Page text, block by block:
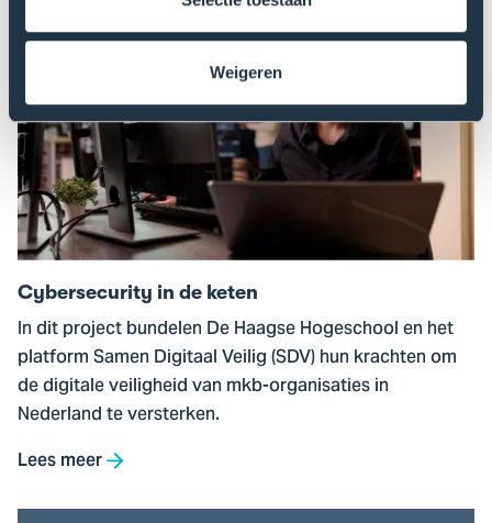
Weigeren
Ga
Cybersecurity
in
de
keten
Cybersecurity in de keten
In dit project bundelen De Haagse Hogeschool en het
platform Samen Digitaal Veilig (SDV) hun krachten om
de digitale veiligheid van mkb-organisaties in
Nederland te versterken.
Lees meer